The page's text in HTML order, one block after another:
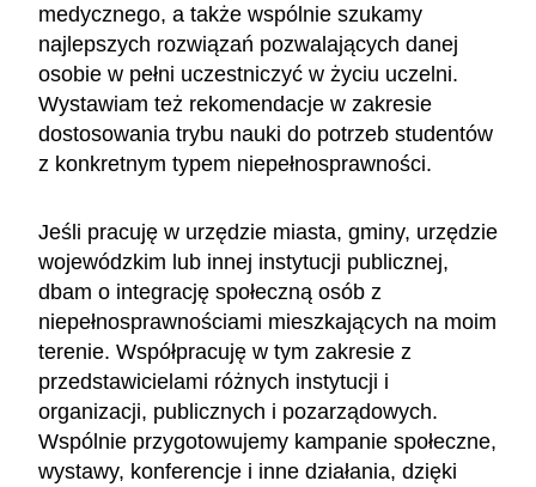
medycznego, a także wspólnie szukamy
najlepszych rozwiązań pozwalających danej
osobie w pełni uczestniczyć w życiu uczelni.
Wystawiam też rekomendacje w zakresie
dostosowania trybu nauki do potrzeb studentów
z konkretnym typem niepełnosprawności.
Jeśli pracuję w urzędzie miasta, gminy, urzędzie
wojewódzkim lub innej instytucji publicznej,
dbam o integrację społeczną osób z
niepełnosprawnościami mieszkających na moim
terenie. Współpracuję w tym zakresie z
przedstawicielami różnych instytucji i
organizacji, publicznych i pozarządowych.
Wspólnie przygotowujemy kampanie społeczne,
wystawy, konferencje i inne działania, dzięki